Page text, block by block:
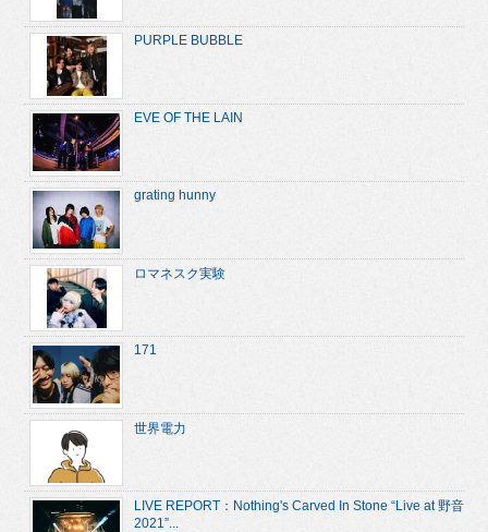
PURPLE BUBBLE
EVE OF THE LAIN
grating hunny
ロマネスク実験
171
世界電力
LIVE REPORT：Nothing's Carved In Stone “Live at 野音
2021”...